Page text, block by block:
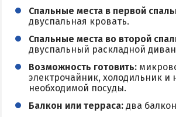
Затока
Каролино-Бугаз
Лазурное
Скадовск
Хорлы
Спальные места в первой
двуспальная кровать.
Спальные места во второй
двуспальный раскладной
Возможность готовить:
электрочайник, холодильник и
необходимой посуды.
Балкон или терраса: два